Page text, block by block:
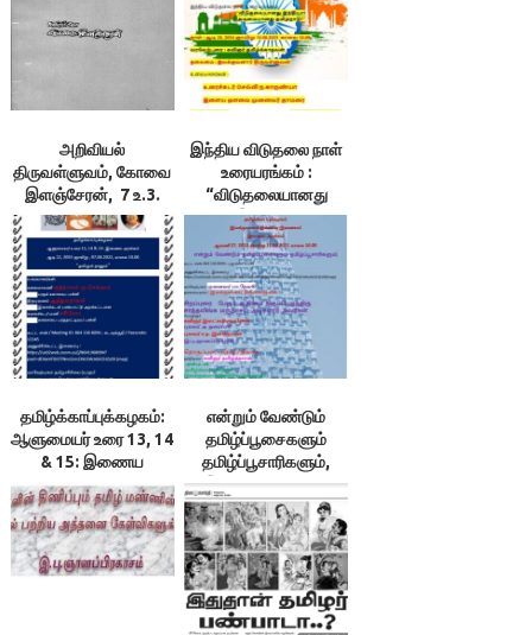
அறிவியல்
திருவள்ளுவம், கோவை
இளஞ்சேரன், 7 உ.3.
கல்வி ஏமம், 4.கேண்மை
ஏமம்
இந்திய விடுதலை நாள்
உரையரங்கம் :
“விடுதலையானது
இந்தியா!
அடிமையானது
தமிழ்நாடு?”
தமிழ்க்காப்புக்கழகம்:
ஆளுமையர் உரை 13, 14
& 15: இணைய
அரங்கம்
என்றும் வேண்டும்
தமிழ்ப்பூசைகளும்
தமிழ்ப்பூசாரிகளும்,
இணைய அரங்கம்,
12.09.21